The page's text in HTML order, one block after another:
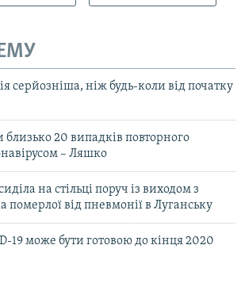
серйозніша, ніж будь-коли від початку
близько 20 випадків повторного
– Ляшко
на стільці поруч із виходом з
померлої від пневмонії в Луганську
19 може бути готовою до кінця 2020